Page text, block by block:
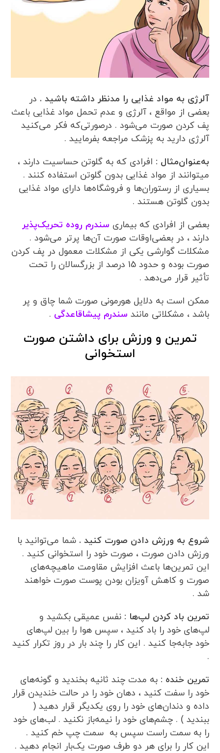
آلرژی به مواد غذایی را مدنظر داشته باشید . در
بعضی از مواقع ، آلرژی و عدم تحمل مواد غذایی باعث
پف کردن صورت می‌شود . درصورتی‌که فکر می‌کنید
آلرژی دارید به پزشک مراجعه بفرمایید .
به‌عنوان‌مثال : افرادی که به گلوتن حساسیت دارند ،
میتوانند از مواد غذایی بدون گلوتن استفاده کنند .
بسیاری از رستوران‌ها و فروشگاه‌ها دارای مواد غذایی
بدون گلوتن هستند .
بعضی از افرادی که بیماری سندرم روده تحریک‌پذیر
دارند ، در بعضی‌اوقات صورت آن‌ها پرتر می‌شود .
مشکلات گوارشی یکی از مشکلات معمول در پف کردن
صورت بوده و حدود 15 درصد از بزرگسالان را تحت
تأثیر قرار می‌دهد .
ممکن است به دلایل هورمونی صورت شما چاق و پر
باشد ، مشکلاتی مانند سندرم پیشاقاعدگی .
تمرین و ورزش برای داشتن صورت
استخوانی
شروع به ورزش دادن صورت کنید . شما می‌توانید با
ورزش دادن صورت ، صورت خود را استخوانی کنید .
این تمرین‌ها باعث افزایش مقاومت ماهیچه‌های
صورت و کاهش آویزان بودن پوست صورت خواهند
شد .
تمرین باد کردن لپ‌ها : نفس عمیقی بکشید و
لپ‌های خود را باد کنید ، سپس هوا را بین لپ‌های
خود جابه‌جا کنید . این کار را چند بار در روز تکرار کنید
.
تمرین خنده : به مدت چند ثانیه بخندید و گونه‌های
خود را سفت کنید ، دهان خود را در حالت خندیدن قرار
داده و دندان‌های خود را روی یکدیگر قرار دهید (
ببندید ) . چشم‌های خود را نیمه‌باز نکنید . لب‌های خود
را به سمت راست سپس به سمت چپ خم کنید .
این کار را برای هر دو طرف صورت یک‌بار انجام دهید .